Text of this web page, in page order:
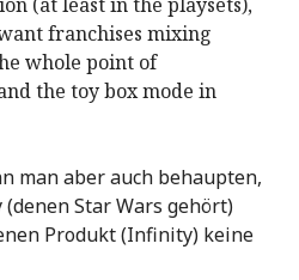
franchises mixing
whole point of
the toy box mode in
man aber auch behaupten,
Star Wars gehört)
Produkt (Infinity) keine